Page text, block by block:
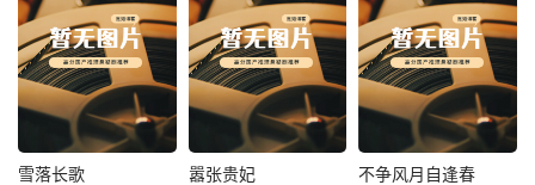
雪落长歌 嚣张贵妃 不争风月自逢春